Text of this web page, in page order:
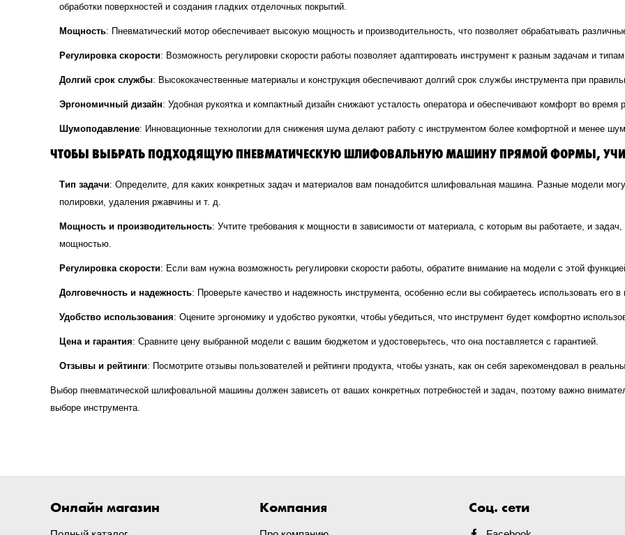
обработки поверхностей и создания гладких отделочных покрытий.
Мощность: Пневматический мотор обеспечивает высокую мощность и производительность, что позволяет обрабатывать
Регулировка скорости: Возможность регулировки скорости работы позволяет адаптировать инструмент к разным задачам и
Долгий срок службы: Высококачественные материалы и конструкция обеспечивают долгий срок службы инструмента при
Эргономичный дизайн: Удобная рукоятка и компактный дизайн снижают усталость оператора и обеспечивают комфорт во время
Шумоподавление: Инновационные технологии для снижения шума делают работу с инструментом более комфортной и менее
ЧТОБЫ ВЫБРАТЬ ПОДХОДЯЩУЮ ПНЕВМАТИЧЕСКУЮ ШЛИФОВАЛЬНУЮ МАШИНУ ПРЯМОЙ ФОРМЫ,
Тип задачи: Определите, для каких конкретных задач и материалов вам понадобится шлифовальная машина. Разные модели
полировки, удаления ржавчины и т. д.
Мощность и производительность: Учтите требования к мощности в зависимости от материала, с которым вы работаете, и
мощностью.
Регулировка скорости: Если вам нужна возможность регулировки скорости работы, обратите внимание на модели с этой
Долговечность и надежность: Проверьте качество и надежность инструмента, особенно если вы собираетесь использовать его
Удобство использования: Оцените эргономику и удобство рукоятки, чтобы убедиться, что инструмент будет комфортно
Цена и гарантия: Сравните цену выбранной модели с вашим бюджетом и удостоверьтесь, что она поставляется с гарантией.
Отзывы и рейтинги: Посмотрите отзывы пользователей и рейтинги продукта, чтобы узнать, как он себя зарекомендовал в
Выбор пневматической шлифовальной машины должен зависеть от ваших конкретных потребностей и задач, поэтому важно
выборе инструмента.
Онлайн магазин Компания Соц. сети